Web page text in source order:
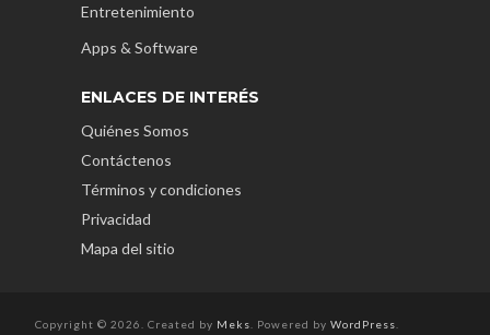
Entretenimiento
Apps & Software
ENLACES DE INTERÉS
Quiénes Somos
Contáctenos
Términos y condiciones
Privacidad
Mapa del sitio
Copyright © 2026. Created by Meks . Powered by WordPress